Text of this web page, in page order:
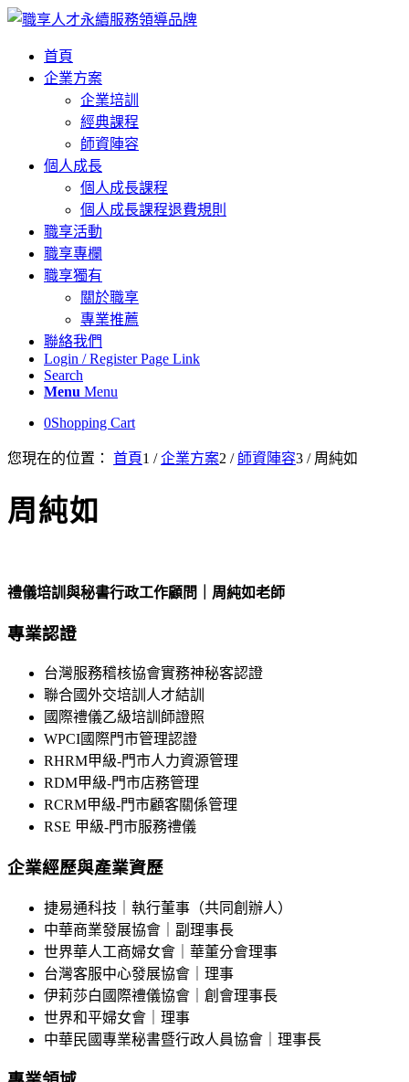
首頁
企業方案
企業培訓
經典課程
師資陣容
個人成長
個人成長課程
個人成長課程退費規則
職享活動
職享專欄
職享獨有
關於職享
專業推薦
聯絡我們
Login / Register Page Link
Search
Menu Menu
0Shopping Cart
您現在的位置： 首頁1 / 企業方案2 / 師資陣容3 / 周純如
周純如
禮儀培訓​與秘書行政工作顧問​｜周純如老師
專業認證
台灣服務稽核協會實務神秘客認證
聯合國外交培訓人才結訓​
國際禮儀乙級培訓師證照
WPCI國際門市管理認證​
RHRM甲級-門市人力資源管理
RDM甲級-門市店務管理​
RCRM甲級-門市顧客關係管理
RSE 甲級-門市服務禮儀​
企業經歷與產業資歷
捷易通科技｜執行董事（共同創辦人）
中華商業發展協會｜副理事長
世界華人工商婦女會｜華董分會理事
台灣客服中心發展協會｜理事
伊莉莎白國際禮儀協會｜創會理事長
世界和平婦女會｜理事
中華民國專業秘書暨行政人員協會｜理事長